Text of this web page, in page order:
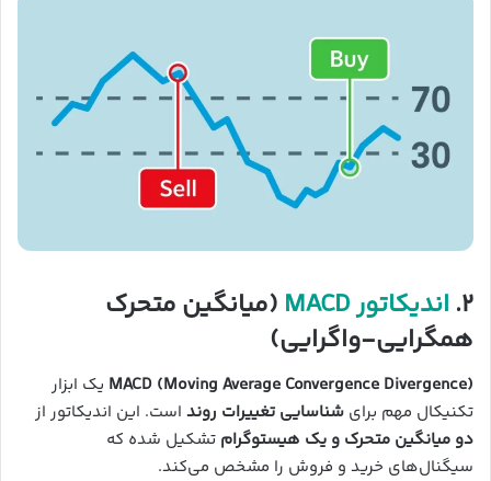
۲. اندیکاتور MACD
(میانگین متحرک
همگرایی-واگرایی)
MACD (Moving Average Convergence Divergence) یک ابزار
تکنیکال مهم برای شناسایی تغییرات روند است. این اندیکاتور از
دو میانگین متحرک و یک هیستوگرام تشکیل شده که
سیگنال‌های خرید و فروش را مشخص می‌کند.